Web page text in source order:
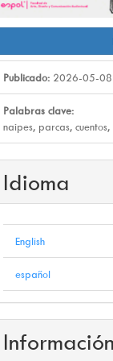
Publicado: 2026-05-08
Palabras clave:
naipes, parcas, cuentos,
Idioma
English
español
Información